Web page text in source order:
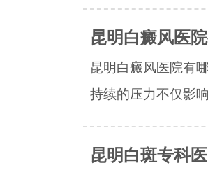
昆明白癜风医
昆明白癜风医院有
持续的压力不仅影
昆明白斑专科